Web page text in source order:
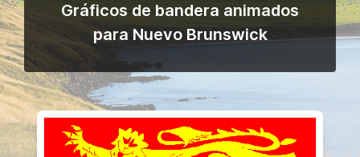
Gráficos de bandera animados
para Nuevo Brunswick